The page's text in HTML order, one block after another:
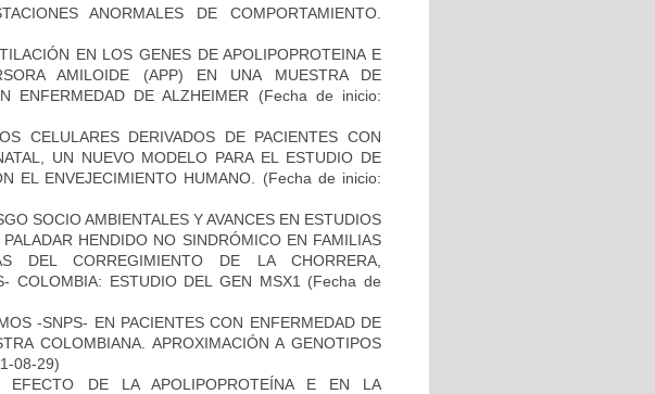
ANORMALES DE COMPORTAMIENTO.
EN LOS GENES DE APOLIPOPROTEINA E
AMILOIDE (APP) EN UNA MUESTRA DE
ENFERMEDAD DE ALZHEIMER (Fecha de inicio:
CELULARES DERIVADOS DE PACIENTES CON
UN NUEVO MODELO PARA EL ESTUDIO DE
EL ENVEJECIMIENTO HUMANO.
(Fecha de inicio:
SOCIO AMBIENTALES Y AVANCES EN ESTUDIOS
HENDIDO NO SINDRÓMICO EN FAMILIAS
DEL CORREGIMIENTO DE LA CHORRERA,
COLOMBIA: ESTUDIO DEL GEN MSX1
(Fecha de
-SNPS- EN PACIENTES CON ENFERMEDAD DE
COLOMBIANA. APROXIMACIÓN A GENOTIPOS
08-29)
DE LA APOLIPOPROTEÍNA E EN LA